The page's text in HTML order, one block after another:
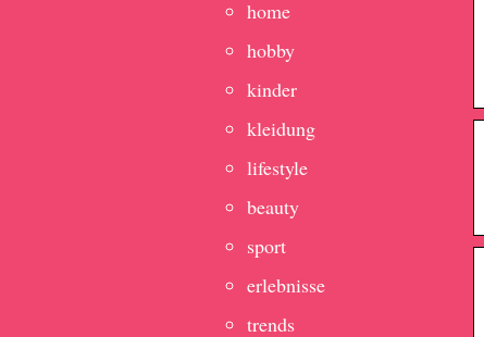
home
hobby
kinder
kleidung
lifestyle
beauty
sport
erlebnisse
trends